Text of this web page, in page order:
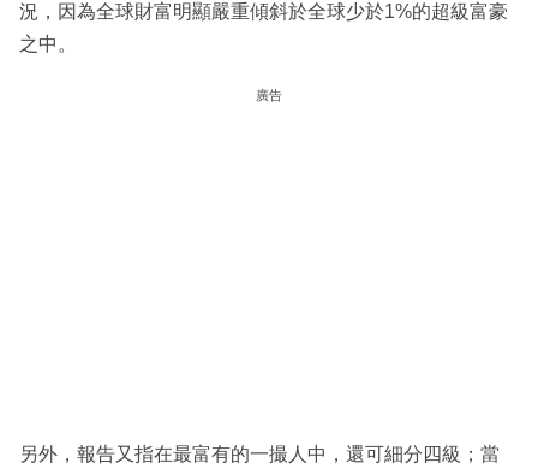
況，因為全球財富明顯嚴重傾斜於全球少於1%的超級富豪
之中。
廣告
另外，報告又指在最富有的一撮人中，還可細分四級；當